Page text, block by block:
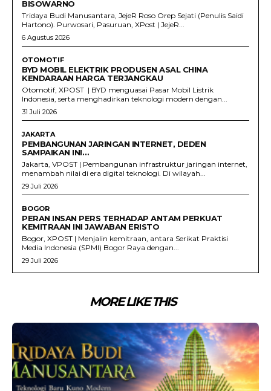
BISOWARNO
Tridaya Budi Manusantara, JejeR Roso Orep Sejati (Penulis Saidi
Hartono). Purwosari, Pasuruan, XPost | JejeR...
6 Agustus 2026
OTOMOTIF
BYD MOBIL ELEKTRIK PRODUSEN ASAL CHINA
KENDARAAN HARGA TERJANGKAU
Otomotif, XPOST | BYD menguasai Pasar Mobil Listrik
Indonesia, serta menghadirkan teknologi modern dengan...
31 Juli 2026
JAKARTA
PEMBANGUNAN JARINGAN INTERNET, DEDEN
SAMPAIKAN INI…
Jakarta, VPOST | Pembangunan infrastruktur jaringan internet,
menambah nilai di era digital teknologi. Di wilayah...
29 Juli 2026
BOGOR
PERAN INSAN PERS TERHADAP ANTAM PERKUAT
KEMITRAAN INI JAWABAN ERISTO
Bogor, XPOST | Menjalin kemitraan, antara Serikat Praktisi
Media Indonesia (SPMI) Bogor Raya dengan...
29 Juli 2026
MORE LIKE THIS